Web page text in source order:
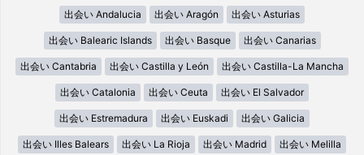
出会い Andalucia 出会い Aragón 出会い Asturias
出会い Balearic Islands 出会い Basque 出会い Canarias
出会い Cantabria 出会い Castilla y León 出会い Castilla-La Mancha
出会い Catalonia 出会い Ceuta 出会い El Salvador
出会い Estremadura 出会い Euskadi 出会い Galicia
出会い Illes Balears 出会い La Rioja 出会い Madrid 出会い Melilla